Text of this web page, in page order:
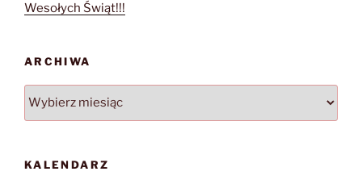
Wesołych Świąt!!!
ARCHIWA
Archiwa
KALENDARZ